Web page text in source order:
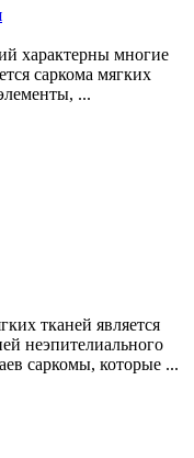
характерны многие
саркома мягких
...
тканей является
неэпителиального
саркомы, которые ...